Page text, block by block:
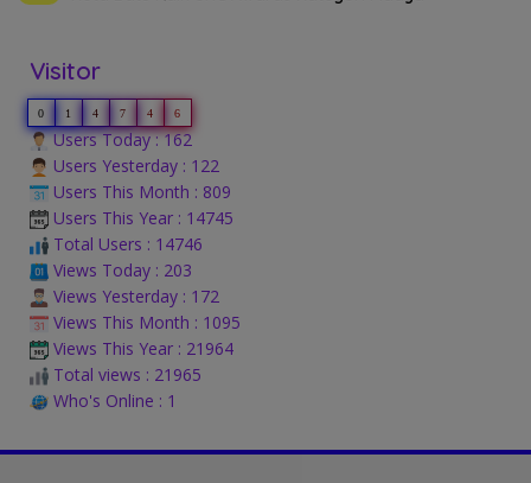
Visitor
0 1 4 7 4 6
Users Today : 162
Users Yesterday : 122
Users This Month : 809
Users This Year : 14745
Total Users : 14746
Views Today : 203
Views Yesterday : 172
Views This Month : 1095
Views This Year : 21964
Total views : 21965
Who's Online : 1